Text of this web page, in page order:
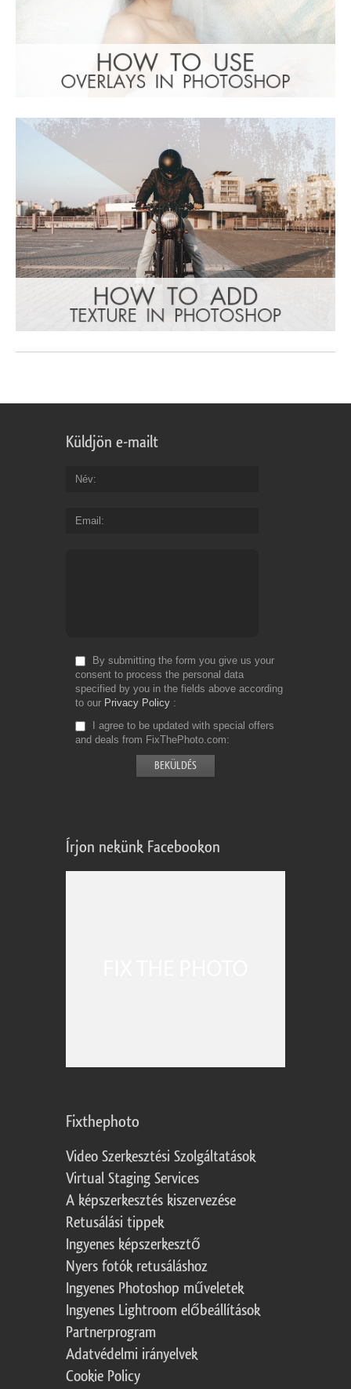
Küldjön e-mailt
Név
Email
By submitting the form you give us your
consent to process the personal data
specified by you in the fields above according
to our Privacy Policy
I agree to be updated with special offers
and deals from FixThePhoto.com
Írjon nekünk Facebookon
Fixthephoto
Video Szerkesztési Szolgáltatások
Virtual Staging Services
A képszerkesztés kiszervezése
Retusálási tippek
Ingyenes képszerkesztő
Nyers fotók retusáláshoz
Ingyenes Photoshop műveletek
Ingyenes Lightroom előbeállítások
Partnerprogram
Adatvédelmi irányelvek
Cookie Policy